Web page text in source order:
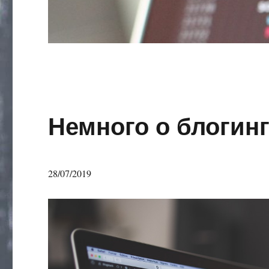
Немного о
28/07/2019